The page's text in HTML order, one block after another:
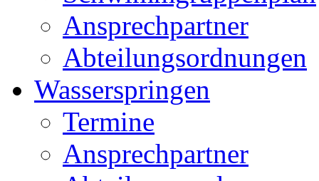
Ansprechpartner
Abteilungsordnungen
Wasserspringen
Termine
Ansprechpartner